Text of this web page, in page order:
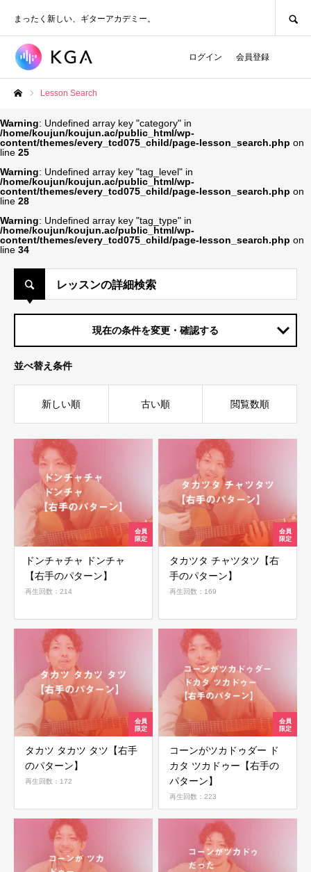
まったく新しい、ギターアカデミー。
ログイン 会員登録
Lesson Search
Warning: Undefined array key "category" in
/home/koujun/koujun.ac/public_html/wp-
content/themes/every_tcd075_child/page-lesson_search.php on
line 25
Warning: Undefined array key "tag_level" in
/home/koujun/koujun.ac/public_html/wp-
content/themes/every_tcd075_child/page-lesson_search.php on
line 28
Warning: Undefined array key "tag_type" in
/home/koujun/koujun.ac/public_html/wp-
content/themes/every_tcd075_child/page-lesson_search.php on
line 34
レッスンの詳細検索
現在の条件を変更・確認する
並べ替え条件
新しい順 古い順 閲覧数順
ドンチャチャ ドンチャ
【右手のパターン】
再生回数：214
タカツタ チャツタツ【右
手のパターン】
再生回数：169
タカツ タカツ タツ【右手
のパターン】
再生回数：172
コーンがツカドゥダー ド
カタ ツカドゥー【右手の
パターン】
再生回数：223